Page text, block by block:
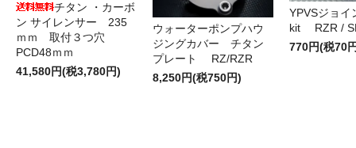
チタン ・カーボ
ン サイレンサー 235
ｍｍ 取付３つ穴
PCD48ｍｍ
41,580円(税3,780円)
ウォーターポンプハウ
ジングカバー チタン
プレート RZ/RZR
8,250円(税750円)
YPVSジョイ
kit RZR /
770円(税70